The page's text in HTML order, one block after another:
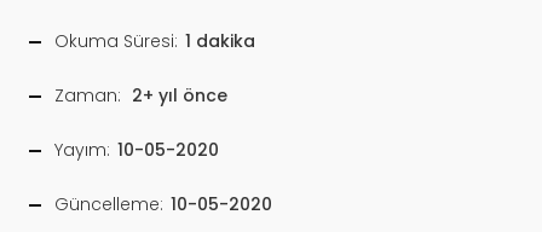
Okuma Süresi: 1 dakika
Zaman: 2+ yıl önce
Yayım: 10-05-2020
Güncelleme: 10-05-2020